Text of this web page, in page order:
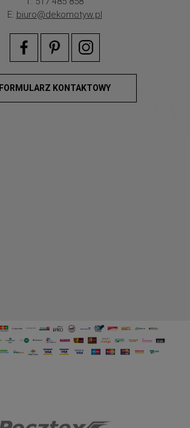
E: biuro@dekomotyw.pl
FORMULARZ KONTAKTOWY